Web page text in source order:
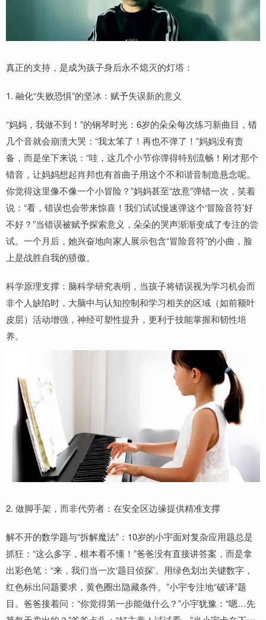
真正的支持，是成为孩子身后永不熄灭的灯塔：
1. 融化“失败恐惧”的坚冰：赋予失误新的意义
“妈妈，我做不到！”的钢琴时光：6岁的朵朵每次练习新曲目，错
几个音就会崩溃大哭：“我太笨了！再也不弹了！”妈妈没有责
备，而是坐下来说：“哇，这几个小节你弹得特别流畅！刚才那个
错音，让妈妈想起肖邦也有首曲子用这个不和谐音制造悬念呢。
你觉得这里像不像一个小冒险？”妈妈甚至“故意”弹错一次，笑着
说：“看，错误也会带来惊喜！我们试试慢速弹这个‘冒险音符’好
不好？”当错误被赋予探索意义，朵朵的哭声渐渐变成了专注的尝
试。一个月后，她兴奋地向家人展示包含“冒险音符”的小曲，脸
上是战胜自我的骄傲。
科学原理支撑：脑科学研究表明，当孩子将错误视为学习机会而
非个人缺陷时，大脑中与认知控制和学习相关的区域（如前额叶
皮层）活动增强，神经可塑性提升，更利于技能掌握和韧性培
养。
2. 做脚手架，而非代劳者：在安全区边缘提供精准支撑
解不开的数学题与“拆解魔法”：10岁的小宇面对复杂应用题总是
抓狂：“这么多字，根本看不懂！”爸爸没有直接讲答案，而是拿
出彩色笔：“来，我们当一次‘题目侦探’。用绿色划出关键数字，
红色标出问题要求，黄色圈出隐藏条件。”小宇专注地“破译”题
目。爸爸接着问：“你觉得第一步能做什么？”小宇犹豫：“嗯…先